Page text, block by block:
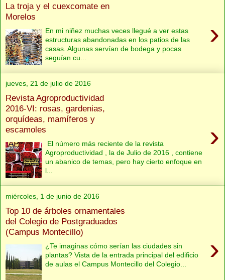
La troja y el cuexcomate en
Morelos
›
En mi niñez muchas veces llegué a ver estas
estructuras abandonadas en los patios de las
casas. Algunas servían de bodega y pocas
seguían cu...
jueves, 21 de julio de 2016
Revista Agroproductividad
2016-VI: rosas, gardenias,
orquídeas, mamíferos y
escamoles
›
El número más reciente de la revista
Agroproductividad , la de Julio de 2016 , contiene
un abanico de temas, pero hay cierto enfoque en
l...
miércoles, 1 de junio de 2016
Top 10 de árboles ornamentales
del Colegio de Postgraduados
(Campus Montecillo)
›
¿Te imaginas cómo serían las ciudades sin
plantas? Vista de la entrada principal del edificio
de aulas el Campus Montecillo del Colegio...